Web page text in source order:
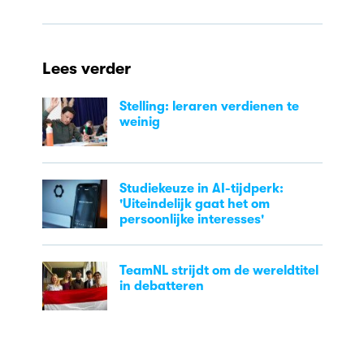
Lees verder
Stelling: leraren verdienen te
weinig
Studiekeuze in AI-tijdperk:
'Uiteindelijk gaat het om
persoonlijke interesses'
TeamNL strijdt om de wereldtitel
in debatteren